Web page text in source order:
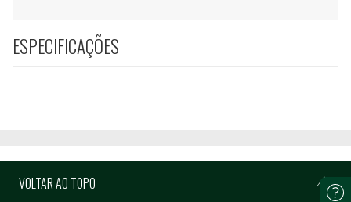
ESPECIFICAÇÕES
VOLTAR AO TOPO